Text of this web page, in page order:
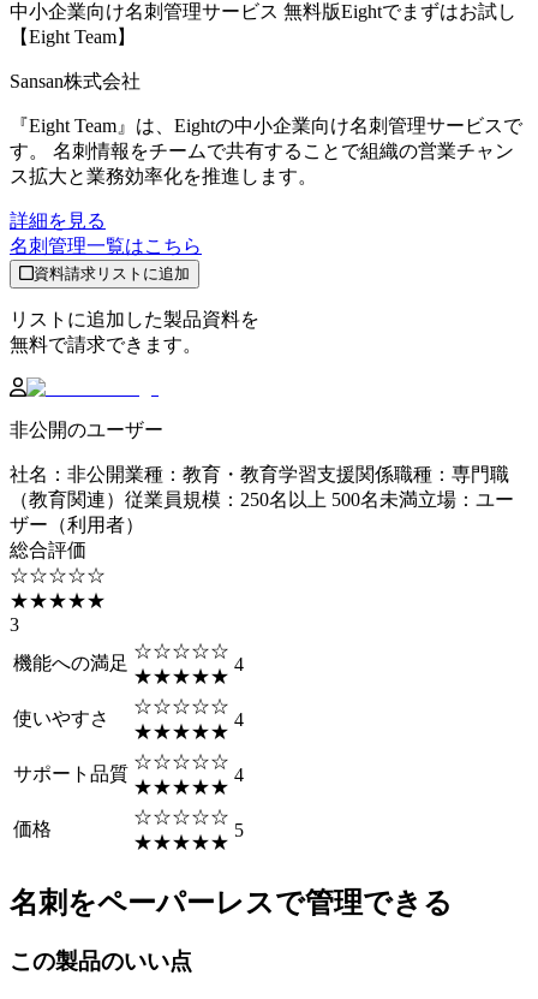
中小企業向け名刺管理サービス 無料版Eightでまずはお試し
【Eight Team】
Sansan株式会社
『Eight Team』は、Eightの中小企業向け名刺管理サービスで
す。 名刺情報をチームで共有することで組織の営業チャン
ス拡大と業務効率化を推進します。
詳細を見る
名刺管理一覧はこちら
資料請求リストに追加
リストに追加した製品資料を
無料で請求できます。
非公開のユーザー
社名 ： 非公開業種 ： 教育・教育学習支援関係職種 ： 専門職
（教育関連） 従業員規模 ： 250名以上 500名未満立場 ： ユー
ザー（利用者）
総合評価
☆☆☆☆☆
★★★★★
3
機能への満足
☆☆☆☆☆
★★★★★
4
使いやすさ
☆☆☆☆☆
★★★★★
4
サポート品質
☆☆☆☆☆
★★★★★
4
価格
☆☆☆☆☆
★★★★★
5
名刺をペーパーレスで管理できる
この製品のいい点